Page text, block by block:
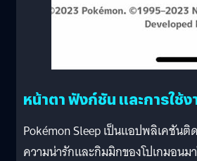
หน้าตา ฟังก์ชัน และการใช้
Pokémon Sleep เป็นแอปพลิเคชัน
ความน่ารักและกิมมิกของโปเกมอน